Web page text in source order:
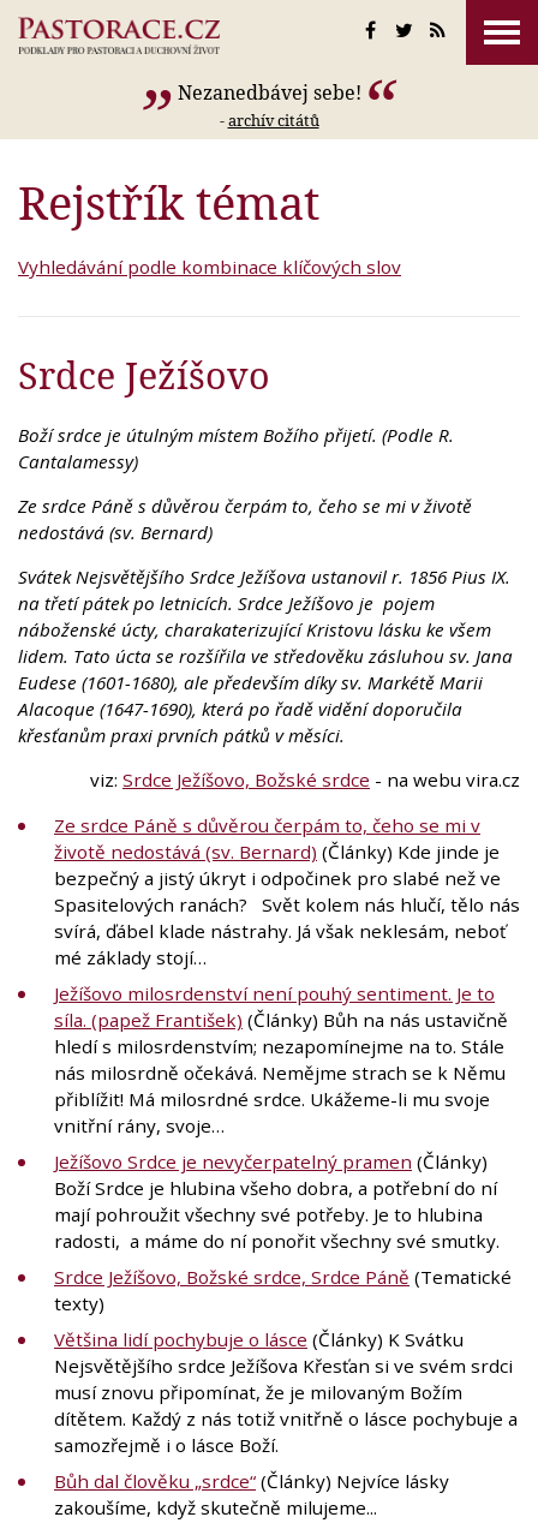
Nezanedbávej sebe!
-archív citátů
Rejstřík témat
Vyhledávání podle kombinace klíčových slov
Srdce Ježíšovo
Boží srdce je útulným místem Božího přijetí. (Podle R.
Cantalamessy)
Ze srdce Páně s důvěrou čerpám to, čeho se mi v životě
nedostává (sv. Bernard)
Svátek Nejsvětějšího Srdce Ježíšova ustanovil r. 1856 Pius IX.
na třetí pátek po letnicích. Srdce Ježíšovo je pojem
náboženské úcty, charakaterizující Kristovu lásku ke všem
lidem. Tato úcta se rozšířila ve středověku zásluhou sv. Jana
Eudese (1601-1680), ale především díky sv. Markétě Marii
Alacoque (1647-1690), která po řadě vidění doporučila
křesťanům praxi prvních pátků v měsíci.
viz: Srdce Ježíšovo, Božské srdce - na webu vira.cz
Ze srdce Páně s důvěrou čerpám to, čeho se mi v
životě nedostává (sv. Bernard) (Články) Kde jinde je
bezpečný a jistý úkryt i odpočinek pro slabé než ve
Spasitelových ranách? Svět kolem nás hlučí, tělo nás
svírá, ďábel klade nástrahy. Já však neklesám, neboť
mé základy stojí…
Ježíšovo milosrdenství není pouhý sentiment. Je to
síla. (papež František) (Články) Bůh na nás ustavičně
hledí s milosrdenstvím; nezapomínejme na to. Stále
nás milosrdně očekává. Nemějme strach se k Němu
přiblížit! Má milosrdné srdce. Ukážeme-li mu svoje
vnitřní rány, svoje…
Ježíšovo Srdce je nevyčerpatelný pramen (Články)
Boží Srdce je hlubina všeho dobra, a potřební do ní
mají pohroužit všechny své potřeby. Je to hlubina
radosti, a máme do ní ponořit všechny své smutky.
Srdce Ježíšovo, Božské srdce, Srdce Páně (Tematické
texty)
Většina lidí pochybuje o lásce (Články) K Svátku
Nejsvětějšího srdce Ježíšova Křesťan si ve svém srdci
musí znovu připomínat, že je milovaným Božím
dítětem. Každý z nás totiž vnitřně o lásce pochybuje a
samozřejmě i o lásce Boží.
Bůh dal člověku „srdce“ (Články) Nejvíce lásky
zakoušíme, když skutečně milujeme...